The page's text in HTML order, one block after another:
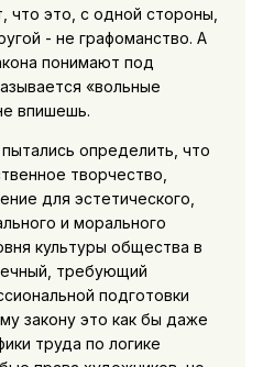
что это, с одной стороны,
- не графоманство. А
понимают под
«вольные
впишешь.
определить, что
творчество,
для эстетического,
и морального
культуры общества в
требующий
подготовки
закону это как бы даже
труда по логике